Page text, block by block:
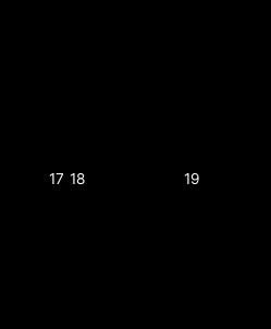
17 18 19